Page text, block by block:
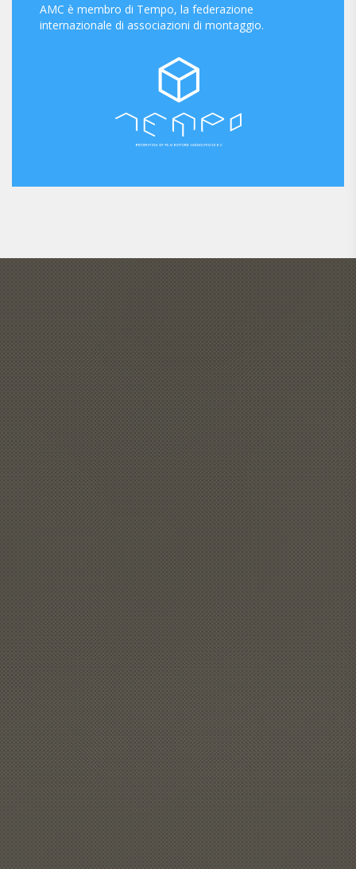
AMC è membro di Tempo, la federazione
internazionale di associazioni di montaggio.